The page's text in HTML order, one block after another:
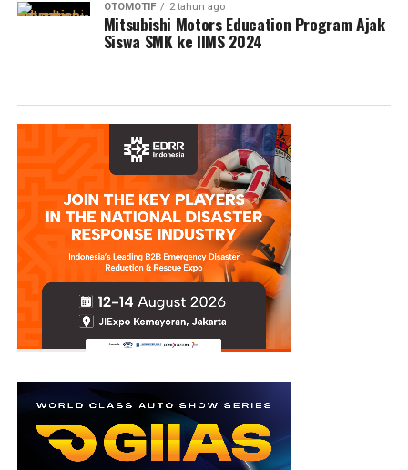
OTOMOTIF 2 tahun ago
Mitsubishi Motors Education Program Ajak
Siswa SMK ke IIMS 2024